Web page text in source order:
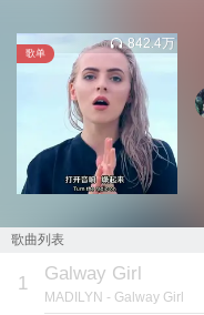
歌单
842.4万
歌曲列表
1 Galway Girl
MADILYN - Galway Girl